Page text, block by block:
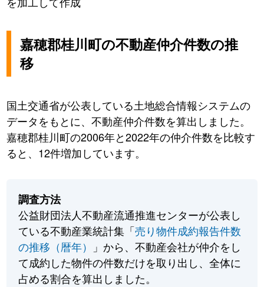
嘉穂郡桂川町の不動産仲介件数の推
移
国土交通省が公表している土地総合情報システムの
データをもとに、不動産仲介件数を算出しました。
嘉穂郡桂川町の2006年と2022年の仲介件数を比較す
ると、12件増加しています。
調査方法
公益財団法人不動産流通推進センターが公表し
ている不動産業統計集「売り物件成約報告件数
の推移（暦年）
」から、不動産会社が仲介をし
て成約した物件の件数だけを取り出し、全体に
占める割合を算出しました。